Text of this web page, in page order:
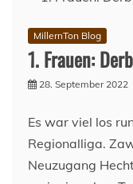
MillernTon Blog
1. Frauen:
28. September 2022
Es war viel los
Regionalliga.
Neuzugang